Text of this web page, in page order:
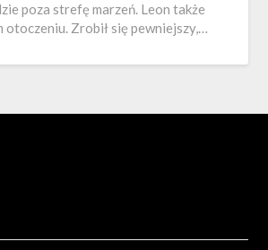
poza strefę marzeń. Leon także
otoczeniu. Zrobił się pewniejszy,…